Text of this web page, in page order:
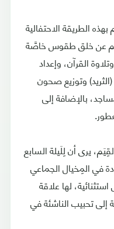
الطريقة الاحتفالية
لا تُثنيهم عن خلق طقوس خاصَّة
القرآن، وإعداد
وتوزيع صحون
بالإضافة إلى
يرى أن لِلَيلة السابع
في المِخيال الجماعي
لها علاقة
إلى تحبيب الناشئة في